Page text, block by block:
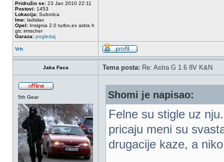
Pridružio se: 23 Jan 2010 22:11
Postovi: 1453
Lokacija: Subotica
Ime: ladislav
Opel: Insignia 2.0 turbo,ex astra h
gtc irmscher
Garaza: pogledaj
Vrh
Jaka Faca Tema posta: Re: Astra G 1.6 8V K&N
5th Gear Shomi je napisao:
Felne su stigle uz
pricaju meni su
drugacije kaze, a